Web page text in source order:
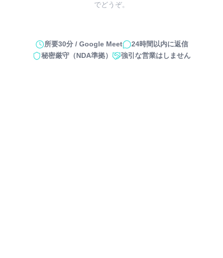
でどうぞ。
所要30分 / Google Meet
24時間以内に返信
秘密厳守（NDA準拠）
強引な営業はしません